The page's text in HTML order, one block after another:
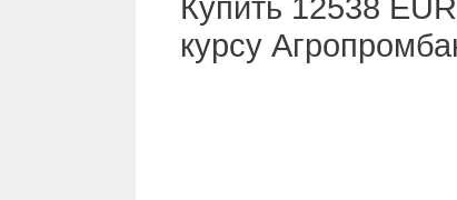
Купить 12538
курсу